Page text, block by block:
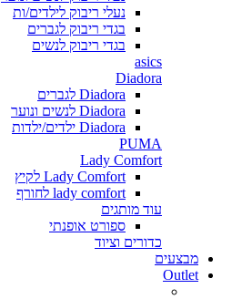
נעלי ריבוק לילדים/ות
בגדי ריבוק לגברים
בגדי ריבוק לנשים
asics
Diadora
Diadora לגברים
Diadora לנשים ונוער
Diadora ילדים/ילדות
PUMA
Lady Comfort
Lady Comfort לקיץ
lady comfort לחורף
עוד מותגים
ספורט אופנתי
כדורים וציוד
מבצעים
Outlet